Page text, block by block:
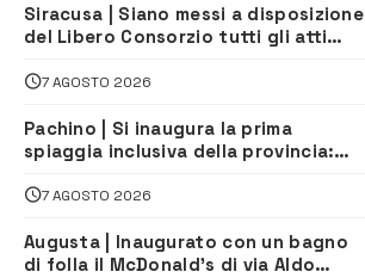
Siracusa | Siano messi a disposizione
del Libero Consorzio tutti gli atti
7 AGOSTO 2026
Pachino | Si inaugura la prima
spiaggia inclusiva della provincia:
tutti
7 AGOSTO 2026
Augusta | Inaugurato con un bagno
di folla il McDonald’s di via Aldo